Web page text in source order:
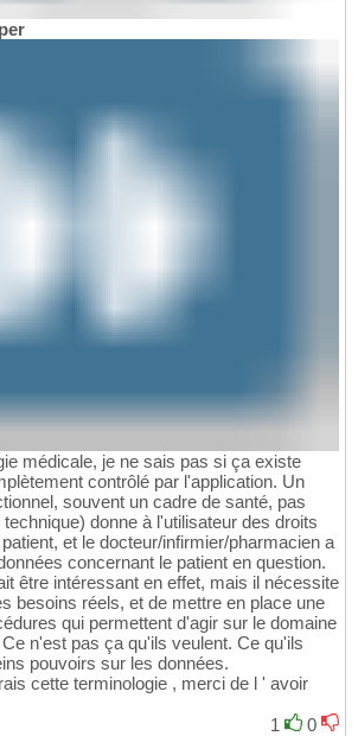
médicale, je ne sais pas si ça existe
contrôlé par l'application. Un
souvent un cadre de santé, pas
donne à l'utilisateur des droits
et le docteur/infirmier/pharmacien a
concernant le patient en question.
être intéressant en effet, mais il nécessite
besoins réels, et de mettre en place une
qui permettent d'agir sur le domaine
n'est pas ça qu'ils veulent. Ce qu'ils
pouvoirs sur les données.
cette terminologie , merci de l ' avoir
1
0